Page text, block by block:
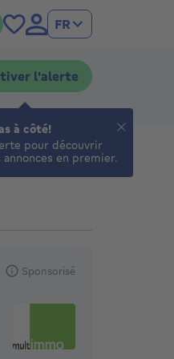
FR
l'alerte
Sponsorisé
à côté!
pour découvrir
annonces en premier.